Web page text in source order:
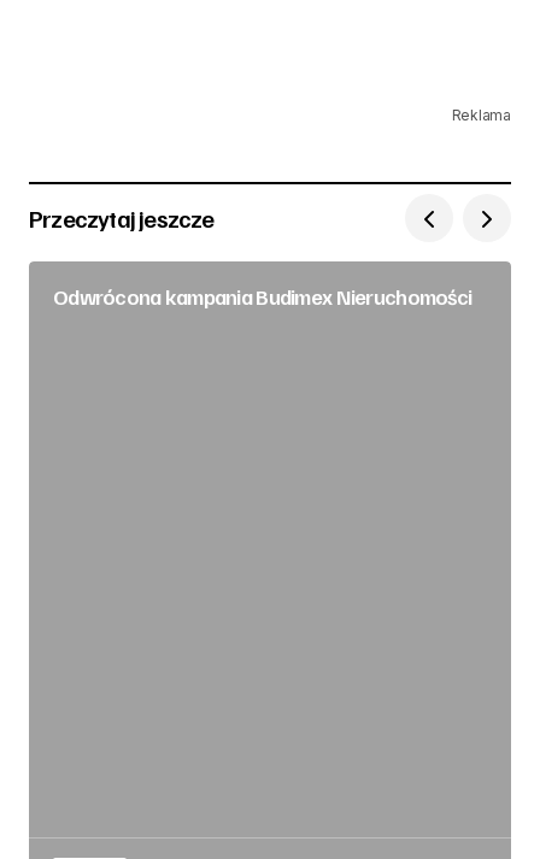
Reklama
Przeczytaj jeszcze
Odwrócona kampania Budimex Nieruchomości